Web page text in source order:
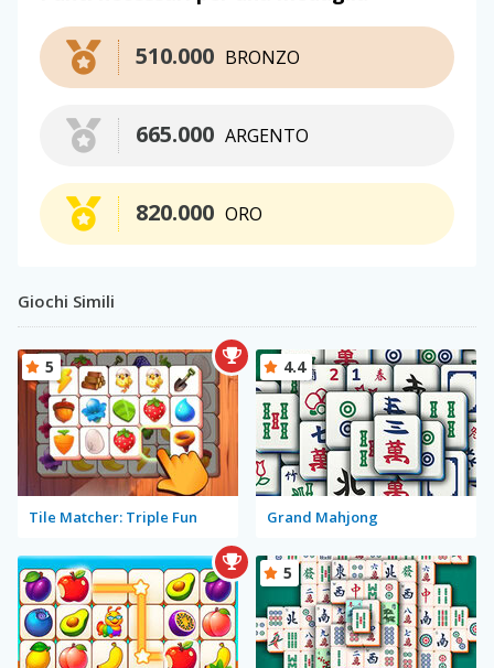
BRONZO
510.000
ARGENTO
665.000
ORO
820.000
Giochi Simili
Tile Matcher: Triple Fun
5
Grand Mahjong
4.4
5